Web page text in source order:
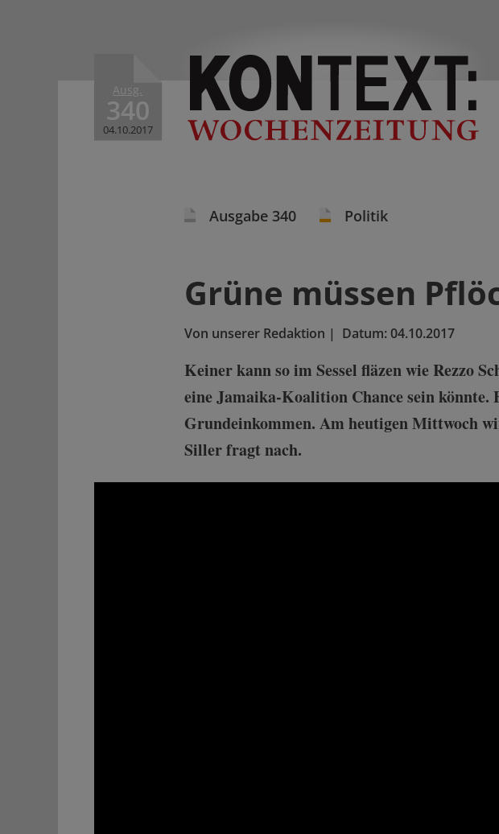
Ausg.
340
04.10.2017
Ausgabe 340 Politik
Grüne müssen
Von unserer Redaktion | Datum:04.10.2017
Keiner kann so im Sessel fläzen wie Rezzo
eine Jamaika-Koalition Chance sein
Grundeinkommen. Am heutigen Mittwoch
Siller fragt nach.